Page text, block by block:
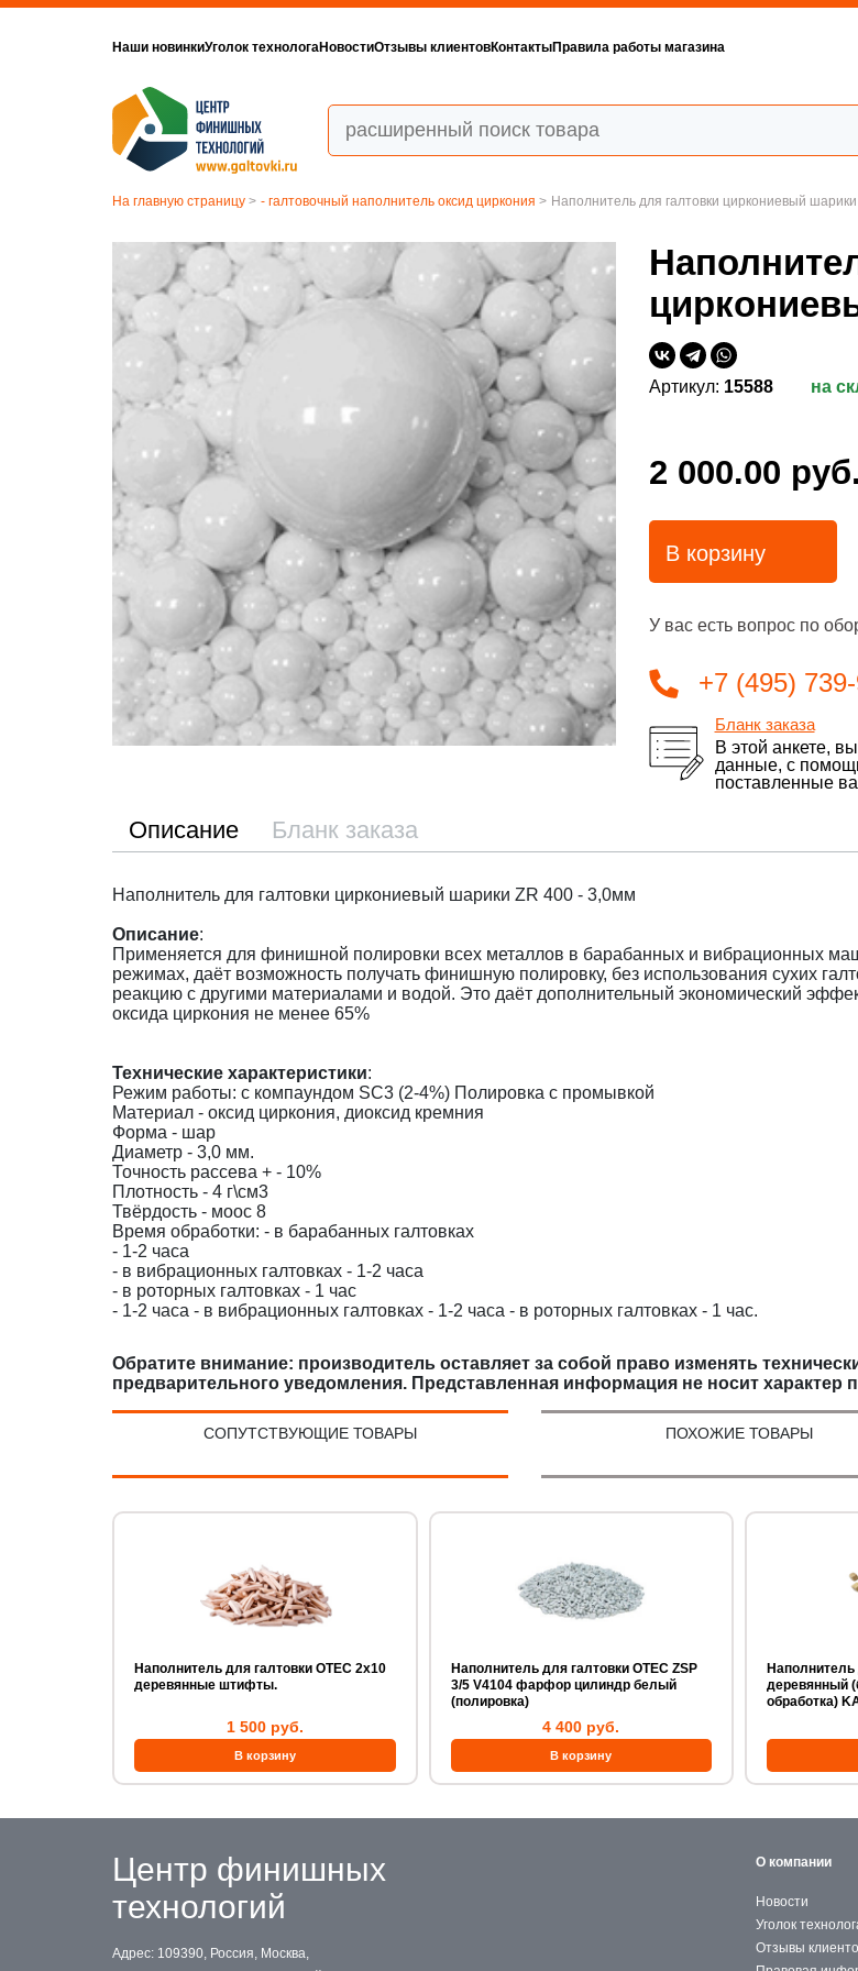
Наши новинкиУголок технологаНовостиОтзывы клиентовКонтактыПравила работы магазина
На главную страницу > - галтовочный наполнитель оксид циркония > Наполнитель для галтовки циркониевый
Артикул: 15588 на
2 000.00 руб.
В корзину
У вас есть вопрос по
+7 (495)
Бланк заказа
В этой анкете,
данные, с
поставленные
Описание Бланк заказа
Наполнитель для галтовки циркониевый шарики ZR 400 - 3,0мм
Описание:
Применяется для финишной полировки всех металлов в барабанных и вибрационных
режимах, даёт возможность получать финишную полировку, без использования сухих
реакцию с другими материалами и водой. Это даёт дополнительный экономический
оксида циркония не менее 65%
Технические характеристики:
Режим работы: с компаундом SC3 (2-4%) Полировка с промывкой
Материал - оксид циркония, диоксид кремния
Форма - шар
Диаметр - 3,0 мм.
Точность рассева + - 10%
Плотность - 4 г\см3
Твёрдость - моос 8
Время обработки: - в барабанных галтовках
- 1-2 часа
- в вибрационных галтовках - 1-2 часа
- в роторных галтовках - 1 час
- 1-2 часа - в вибрационных галтовках - 1-2 часа - в роторных галтовках - 1 час.
Обратите внимание: производитель оставляет за собой право изменять
предварительного уведомления. Представленная информация не носит характер
СОПУТСТВУЮЩИЕ ТОВАРЫ ПОХОЖИЕ ТОВАРЫ
Наполнитель для галтовки OTEC 2х10
деревянные штифты.
1 500 руб.
Наполнитель для галтовки OTEC ZSP
3/5 V4104 фарфор цилиндр белый
(полировка)
4 400 руб.
Наполнитель
деревянный
обработка)
Центр финишных
технологий
Адрес: 109390, Россия, Москва,
О компании
Новости
Уголок
Отзывы